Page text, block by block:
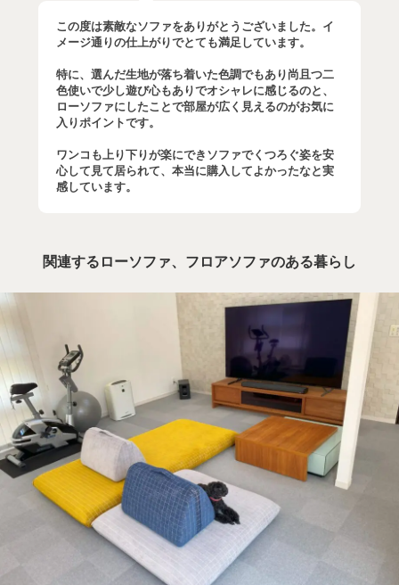
この度は素敵なソファをありがとうございました。イ
メージ通りの仕上がりでとても満足しています。
特に、選んだ生地が落ち着いた色調でもあり尚且つ二
色使いで少し遊び心もありでオシャレに感じるのと、
ローソファにしたことで部屋が広く見えるのがお気に
入りポイントです。
ワンコも上り下りが楽にできソファでくつろぐ姿を安
心して見て居られて、本当に購入してよかったなと実
感しています。
関連するローソファ、フロアソファのある暮らし